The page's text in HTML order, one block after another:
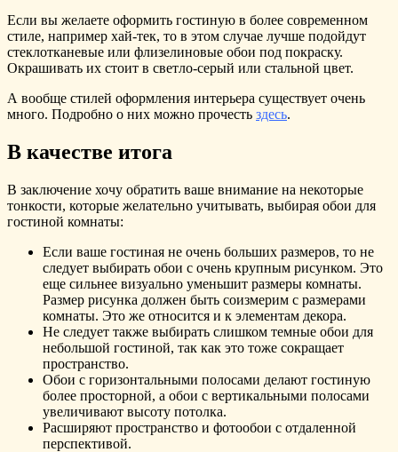
Если вы желаете оформить гостиную в более современном
стиле, например хай-тек, то в этом случае лучше подойдут
стеклотканевые или флизелиновые обои под покраску.
Окрашивать их стоит в светло-серый или стальной цвет.
А вообще стилей оформления интерьера существует очень
много. Подробно о них можно прочесть здесь.
В качестве итога
В заключение хочу обратить ваше внимание на некоторые
тонкости, которые желательно учитывать, выбирая обои для
гостиной комнаты:
Если ваше гостиная не очень больших размеров, то не
следует выбирать обои с очень крупным рисунком. Это
еще сильнее визуально уменьшит размеры комнаты.
Размер рисунка должен быть соизмерим с размерами
комнаты. Это же относится и к элементам декора.
Не следует также выбирать слишком темные обои для
небольшой гостиной, так как это тоже сокращает
пространство.
Обои с горизонтальными полосами делают гостиную
более просторной, а обои с вертикальными полосами
увеличивают высоту потолка.
Расширяют пространство и фотообои с отдаленной
перспективой.